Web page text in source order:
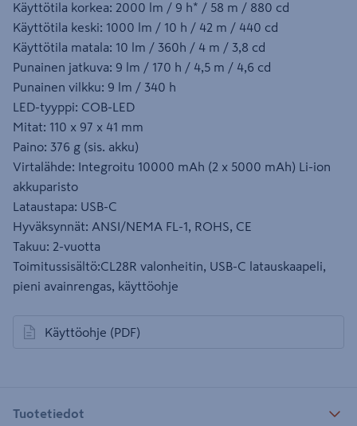
Käyttötila korkea: 2000 lm / 9 h* / 58 m / 880 cd
Käyttötila keski: 1000 lm / 10 h / 42 m / 440 cd
Käyttötila matala: 10 lm / 360h / 4 m / 3,8 cd
Punainen jatkuva: 9 lm / 170 h / 4,5 m / 4,6 cd
Punainen vilkku: 9 lm / 340 h
LED-tyyppi: COB-LED
Mitat: 110 x 97 x 41 mm
Paino: 376 g (sis. akku)
Virtalähde: Integroitu 10000 mAh (2 x 5000 mAh) Li-ion
akkuparisto
Lataustapa: USB-C
Hyväksynnät: ANSI/NEMA FL-1, ROHS, CE
Takuu: 2-vuotta
Toimitussisältö:CL28R valonheitin, USB-C latauskaapeli,
pieni avainrengas, käyttöohje
Käyttöohje (PDF)
avautuu uuteen välilehteen
Tuotetiedot